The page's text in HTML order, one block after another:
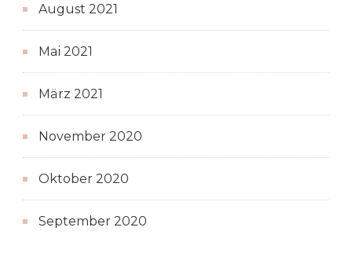
August 2021
Mai 2021
März 2021
November 2020
Oktober 2020
September 2020